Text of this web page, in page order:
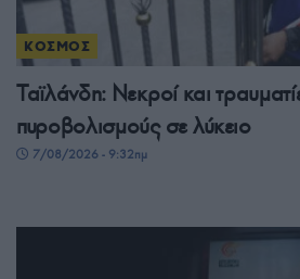
ΚΟΣΜΟΣ
Ταϊλάνδη: Νεκροί και
πυροβολισμούς σε λύκειο
7/08/2026 - 9:32πμ